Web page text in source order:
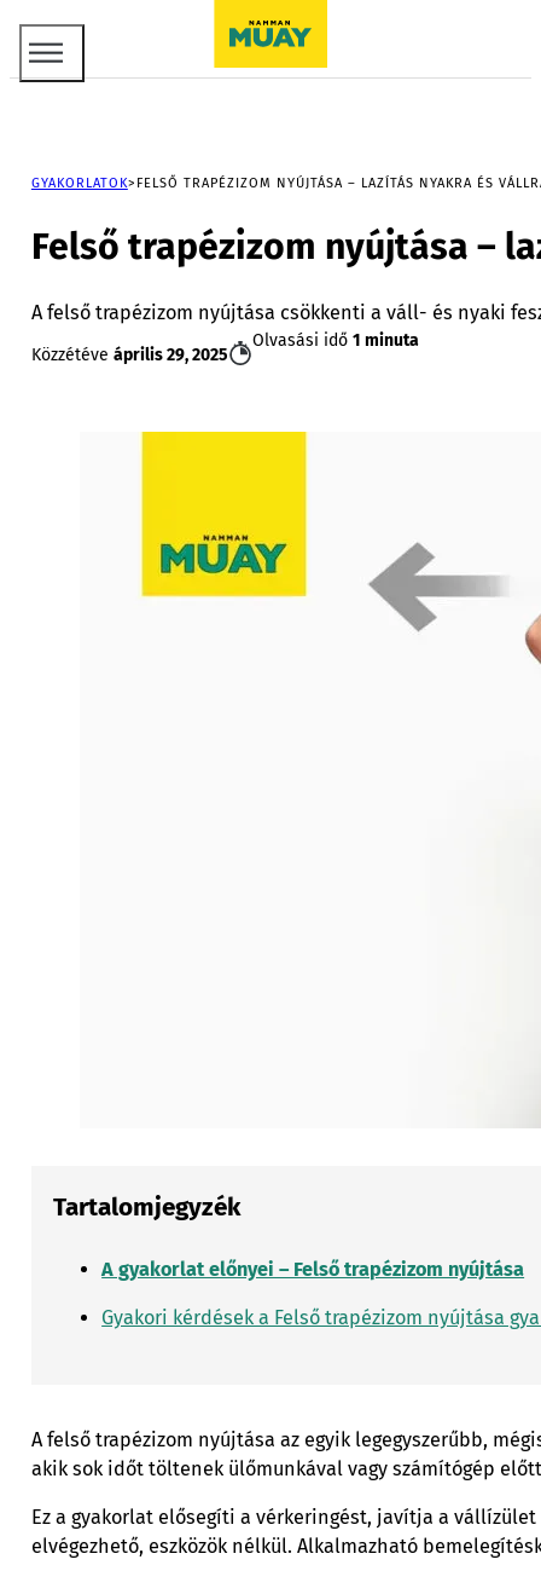
GYAKORLATOK FELSŐ TRAPÉZIZOM NYÚJTÁSA – LAZÍTÁS NYAKRA ÉS
Felső trapézizom nyújtása –
A felső trapézizom nyújtása csökkenti a váll- és nyaki
Közzétéve április 29, 2025
Olvasási idő 1 minuta
Tartalomjegyzék
A gyakorlat előnyei – Felső trapézizom nyújtása
Gyakori kérdések a Felső trapézizom nyújtása
A felső trapézizom nyújtása az egyik legegyszerűbb,
akik sok időt töltenek ülőmunkával vagy számítógép
Ez a gyakorlat elősegíti a vérkeringést, javítja a
elvégezhető, eszközök nélkül. Alkalmazható